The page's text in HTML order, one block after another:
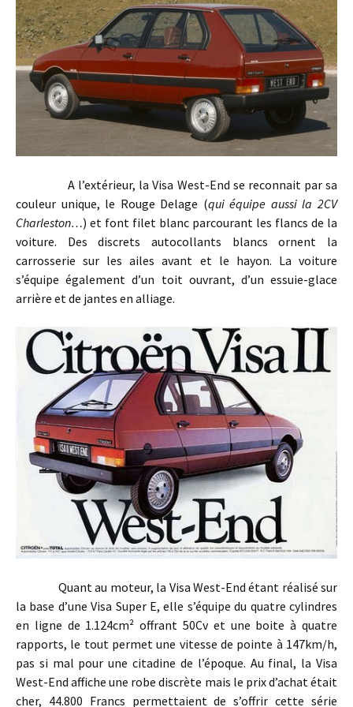
A l’extérieur, la Visa West-End se reconnait par sa
couleur unique, le Rouge Delage (qui équipe aussi la 2CV
Charleston…) et font filet blanc parcourant les flancs de la
voiture. Des discrets autocollants blancs ornent la
carrosserie sur les ailes avant et le hayon. La voiture
s’équipe également d’un toit ouvrant, d’un essuie-glace
arrière et de jantes en alliage.
Quant au moteur, la Visa West-End étant réalisé sur
la base d’une Visa Super E, elle s’équipe du quatre cylindres
en ligne de 1.124cm² offrant 50Cv et une boite à quatre
rapports, le tout permet une vitesse de pointe à 147km/h,
pas si mal pour une citadine de l’époque. Au final, la Visa
West-End affiche une robe discrète mais le prix d’achat était
cher, 44.800 Francs permettaient de s’offrir cette série